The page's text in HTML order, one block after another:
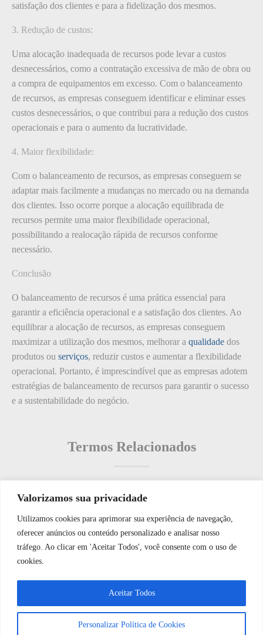
Valorizamos sua privacidade
Utilizamos cookies para aprimorar sua experiência de navegação,
oferecer anúncios ou conteúdo personalizado e analisar nosso
tráfego. Ao clicar em 'Aceitar Todos', você consente com o uso de
cookies.
Personalizar Política de Cookies
Aceitar Todos
satisfação dos clientes e para a fidelização dos mesmos.
3. Redução de custos:
Uma alocação inadequada de recursos pode levar a custos
desnecessários, como a contratação excessiva de mão de obra ou
a compra de equipamentos em excesso. Com o balanceamento
de recursos, as empresas conseguem identificar e eliminar esses
custos desnecessários, o que contribui para a redução dos custos
operacionais e para o aumento da lucratividade.
4. Maior flexibilidade:
Com o balanceamento de recursos, as empresas conseguem se
adaptar mais facilmente a mudanças no mercado ou na demanda
dos clientes. Isso ocorre porque a alocação equilibrada de
recursos permite uma maior flexibilidade operacional,
possibilitando a realocação rápida de recursos conforme
necessário.
Conclusão
O balanceamento de recursos é uma prática essencial para
garantir a eficiência operacional e a satisfação dos clientes. Ao
equilibrar a alocação de recursos, as empresas conseguem
maximizar a utilização dos mesmos, melhorar a qualidade dos
produtos ou serviços, reduzir custos e aumentar a flexibilidade
operacional. Portanto, é imprescindível que as empresas adotem
estratégias de balanceamento de recursos para garantir o sucesso
e a sustentabilidade do negócio.
Termos Relacionados
Termos populares
O que é: Imparcialidade
O que é: Documentação de Segurança Eletrônica
O que é: alarme comercial
O que é: nutrição de segurança
WhatsApp JF Tech
Vamos conversar e descobrir como
podemos ajudá-lo hoje?